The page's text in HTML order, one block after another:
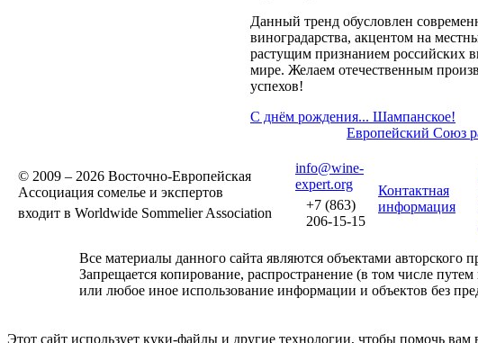
Данный тренд обусловлен
виноградарства, акцентом на
растущим признанием российских
мире. Желаем отечественным
успехов!
С днём рождения... Шампанское!
Европейский Союз
© 2009 – 2026 Восточно-Европейская
Ассоциация сомелье и экспертов
входит в Worldwide Sommelier Association
info@wine-
expert.org
+7 (863)
206-15-15
Контактная
информация
Все материалы данного сайта являются объектами авторского
Запрещается копирование, распространение (в том числе
или любое иное использование информации и объектов без
Этот сайт использует куки-файлы и другие технологии, чтобы помочь